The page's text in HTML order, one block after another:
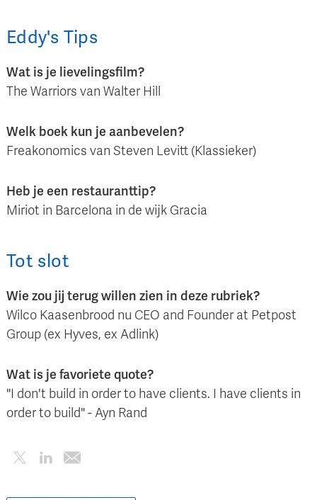
Eddy's Tips
Wat is je lievelingsfilm?
The Warriors van Walter Hill
Welk boek kun je aanbevelen?
Freakonomics van Steven Levitt (Klassieker)
Heb je een restauranttip?
Miriot in Barcelona in de wijk Gracia
Tot slot
Wie zou jij terug willen zien in deze rubriek?
Wilco Kaasenbrood nu CEO and Founder at Petpost
Group (ex Hyves, ex Adlink)
Wat is je favoriete quote?
"I don't build in order to have clients. I have clients in
order to build" - Ayn Rand